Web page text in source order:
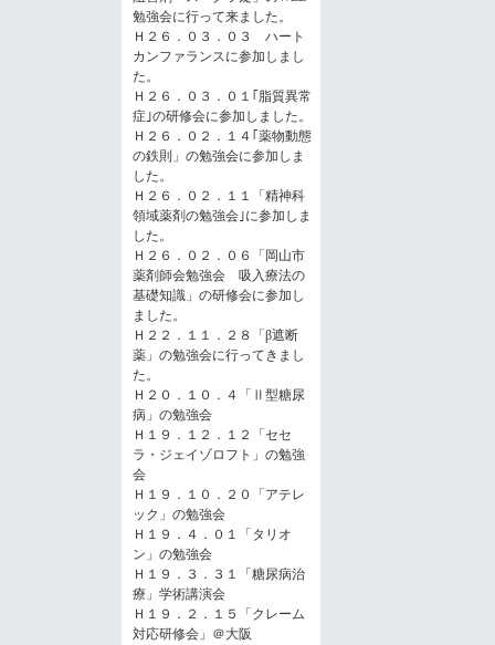
勉強会に行って来ました。
Ｈ２６．０３．０３ ハート
カンファランスに参加しまし
た。
Ｈ２６．０３．０１｢脂質異常
症｣の研修会に参加しました。
Ｈ２６．０２．１４｢薬物動態
の鉄則」の勉強会に参加しま
した。
Ｈ２６．０２．１１「精神科
領域薬剤の勉強会｣に参加しま
した。
Ｈ２６．０２．０６「岡山市
薬剤師会勉強会 吸入療法の
基礎知識」の研修会に参加し
ました。
Ｈ２２．１１．２８「β遮断
薬」の勉強会に行ってきまし
た。
Ｈ２０．１０．４「Ⅱ型糖尿
病」の勉強会
Ｈ１９．１２．１２「セセ
ラ・ジェイゾロフト」の勉強
会
Ｈ１９．１０．２０「アテレ
ック」の勉強会
Ｈ１９．４．０１「タリオ
ン」の勉強会
Ｈ１９．３．３１「糖尿病治
療」学術講演会
Ｈ１９．２．１５「クレーム
対応研修会」＠大阪